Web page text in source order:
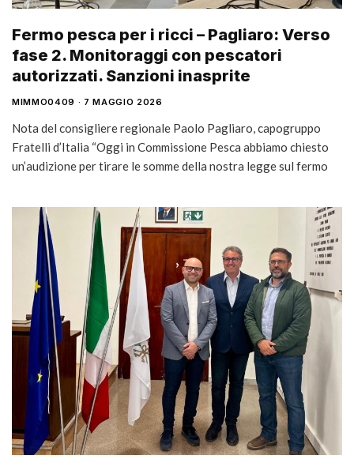
Fermo pesca per i ricci – Pagliaro: Verso
fase 2. Monitoraggi con pescatori
autorizzati. Sanzioni inasprite
MIMMO0409 7 MAGGIO 2026
Nota del consigliere regionale Paolo Pagliaro, capogruppo
Fratelli d’Italia “Oggi in Commissione Pesca abbiamo chiesto
un’audizione per tirare le somme della nostra legge sul fermo